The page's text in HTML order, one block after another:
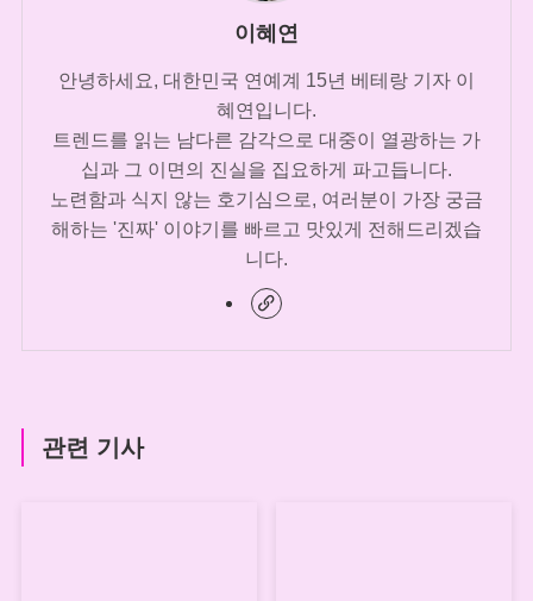
이혜연
안녕하세요, 대한민국 연예계 15년 베테랑 기자 이
혜연입니다.
트렌드를 읽는 남다른 감각으로 대중이 열광하는 가
십과 그 이면의 진실을 집요하게 파고듭니다.
노련함과 식지 않는 호기심으로, 여러분이 가장 궁금
해하는 '진짜' 이야기를 빠르고 맛있게 전해드리겠습
니다.
관련 기사